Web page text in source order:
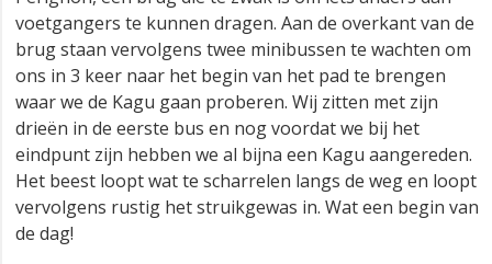
voetgangers te kunnen dragen. Aan de overkant van de
brug staan vervolgens twee minibussen te wachten om
ons in 3 keer naar het begin van het pad te brengen
waar we de Kagu gaan proberen. Wij zitten met zijn
drieën in de eerste bus en nog voordat we bij het
eindpunt zijn hebben we al bijna een Kagu aangereden.
Het beest loopt wat te scharrelen langs de weg en loopt
vervolgens rustig het struikgewas in. Wat een begin van
de dag!